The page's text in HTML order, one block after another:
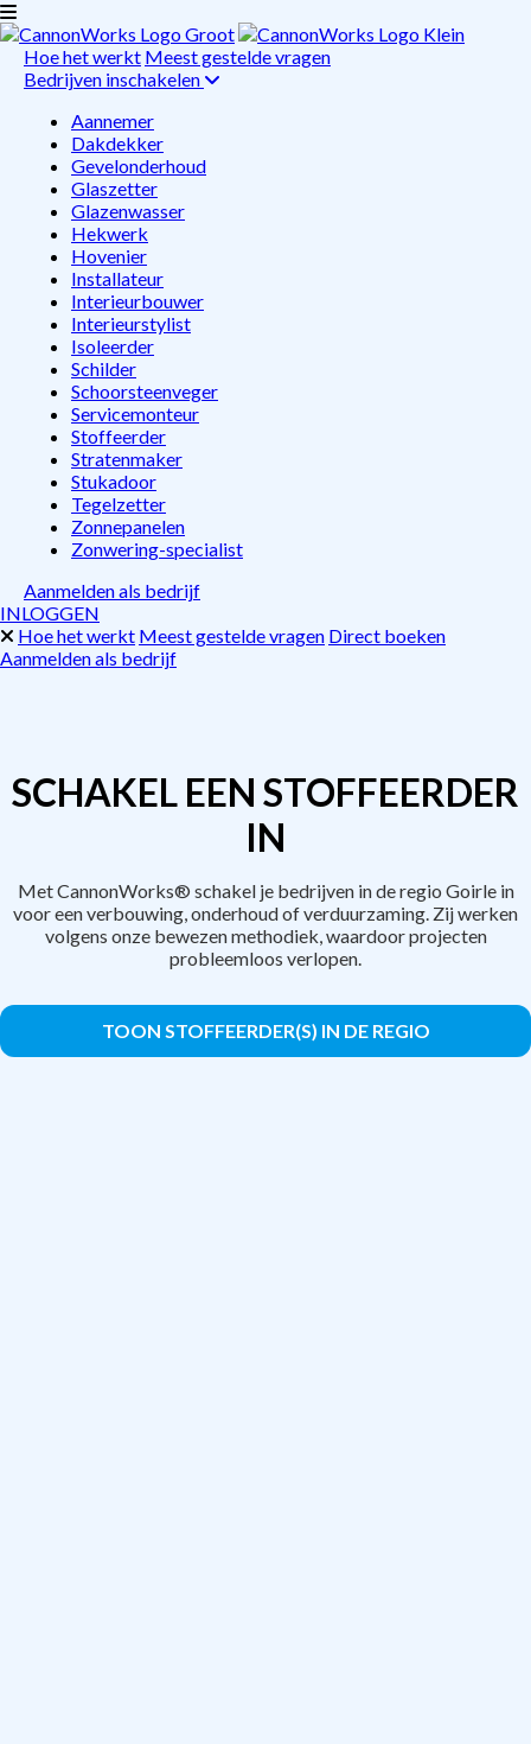
Hoe het werkt Meest gestelde vragen
Bedrijven inschakelen
Aannemer
Dakdekker
Gevelonderhoud
Glaszetter
Glazenwasser
Hekwerk
Hovenier
Installateur
Interieurbouwer
Interieurstylist
Isoleerder
Schilder
Schoorsteenveger
Servicemonteur
Stoffeerder
Stratenmaker
Stukadoor
Tegelzetter
Zonnepanelen
Zonwering-specialist
Aanmelden als bedrijf
INLOGGEN
Hoe het werkt Meest gestelde vragen Direct boeken
Aanmelden als bedrijf
SCHAKEL EEN STOFFEERDER
IN
Met CannonWorks® schakel je bedrijven in de regio Goirle in
voor een verbouwing, onderhoud of verduurzaming. Zij werken
volgens onze bewezen methodiek, waardoor projecten
probleemloos verlopen.
TOON STOFFEERDER(S) IN DE REGIO